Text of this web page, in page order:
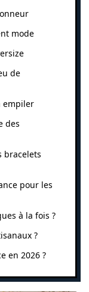
mode
de
empiler
des
bracelets
pour les
à la fois ?
?
en 2026 ?